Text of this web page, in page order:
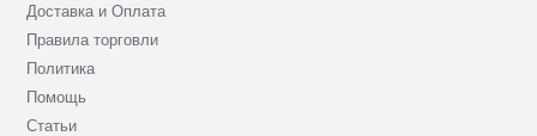
Доставка и Оплата
Правила торговли
Политика
Помощь
Статьи